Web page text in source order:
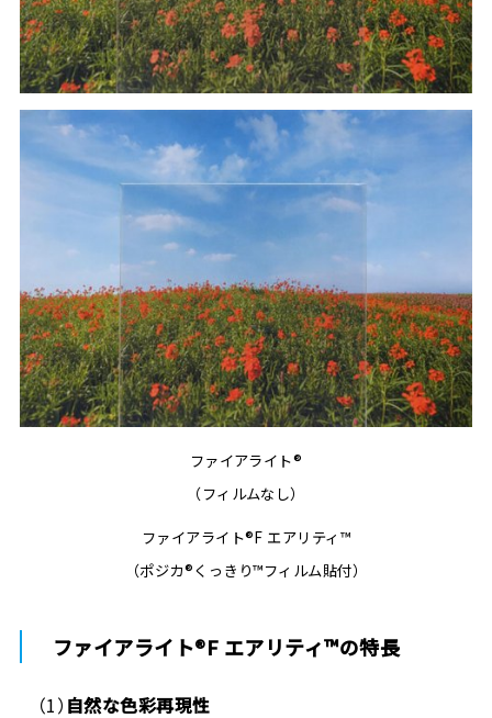
ファイアライト®
（フィルムなし）
ファイアライト®F エアリティ™
（ポジカ®くっきり™フィルム貼付）
ファイアライト®F エアリティ™の特長
自然な色彩再現性